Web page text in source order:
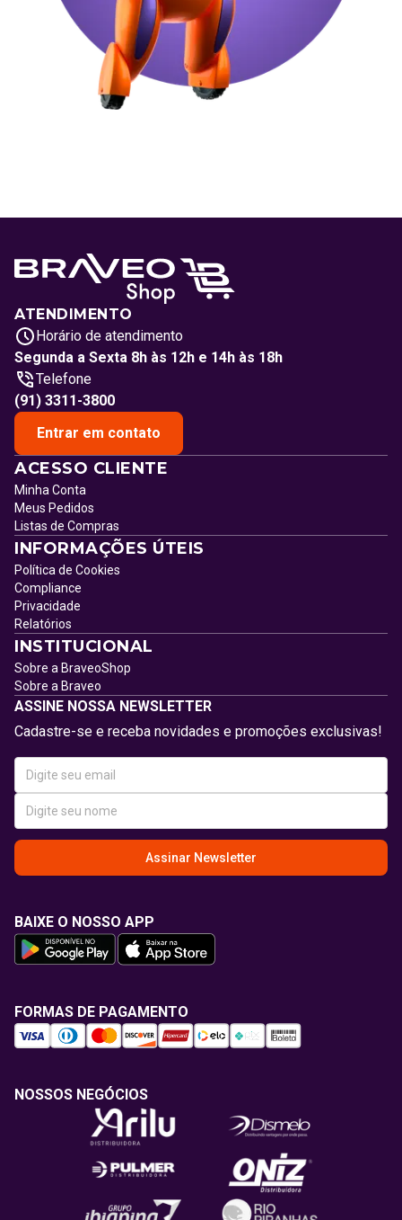
ATENDIMENTO
Horário de atendimento
Segunda a Sexta 8h às 12h e 14h às 18h
Telefone
(91) 3311-3800
Entrar em contato
ACESSO CLIENTE
Minha Conta
Meus Pedidos
Listas de Compras
INFORMAÇÕES ÚTEIS
Política de Cookies
Compliance
Privacidade
Relatórios
INSTITUCIONAL
Sobre a BraveoShop
Sobre a Braveo
ASSINE NOSSA NEWSLETTER
Cadastre-se e receba novidades e promoções exclusivas!
Assinar Newsletter
BAIXE O NOSSO APP
FORMAS DE PAGAMENTO
NOSSOS NEGÓCIOS